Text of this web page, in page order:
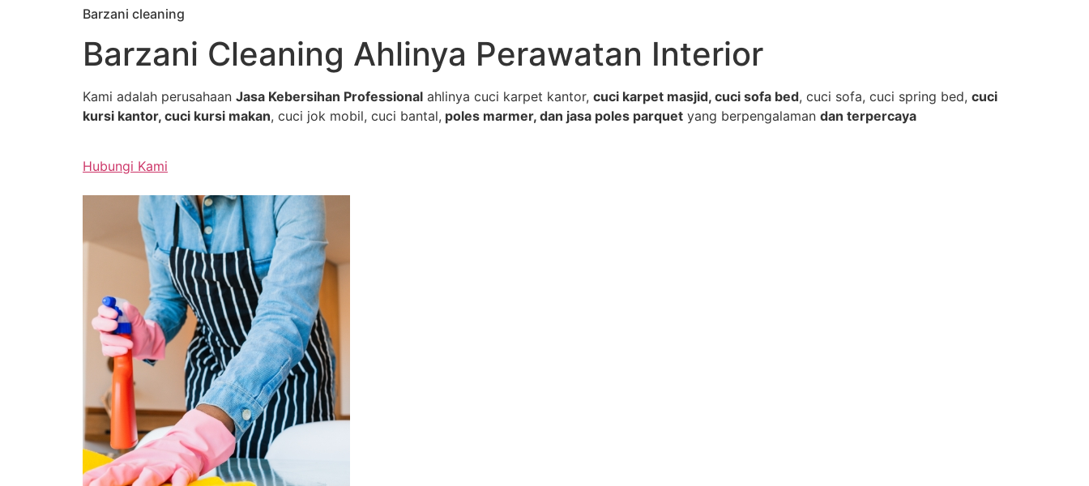
Barzani cleaning
Barzani Cleaning Ahlinya Perawatan Interior
Kami adalah perusahaan Jasa Kebersihan Professional ahlinya cuci karpet kantor, cuci karpet masjid, cuci sofa bed, cuci sofa, cuci spring bed, cuci
kursi kantor, cuci kursi makan, cuci jok mobil, cuci bantal, poles marmer, dan jasa poles parquet yang berpengalaman dan terpercaya
Hubungi Kami